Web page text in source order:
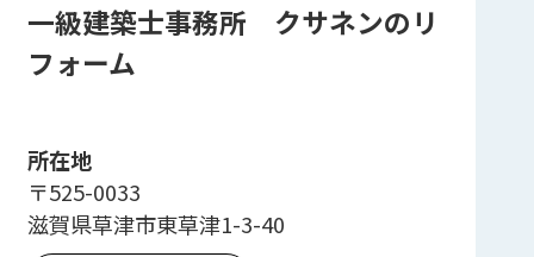
一級建築士事務所 クサネンのリ
フォーム
所在地
〒525-0033
滋賀県草津市東草津1-3-40